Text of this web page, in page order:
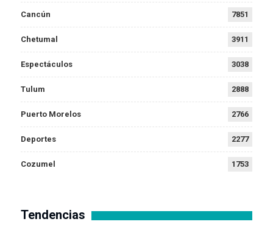
Cancún 7851
Chetumal 3911
Espectáculos 3038
Tulum 2888
Puerto Morelos 2766
Deportes 2277
Cozumel 1753
Tendencias